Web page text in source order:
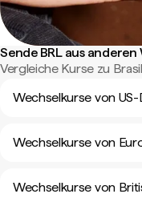
Sende BRL aus
Vergleiche Kurse zu
Wechselkurse von US-
Wechselkurse von
Wechselkurse von